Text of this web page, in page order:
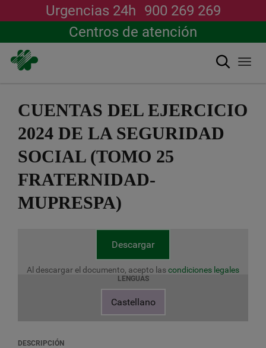
contenido
Urgencias 24h 900 269 269
Centros de atención
Buscar
CUENTAS DEL EJERCICIO
2024 DE LA SEGURIDAD
SOCIAL (TOMO 25
FRATERNIDAD-
MUPRESPA)
Descargar
Al descargar el documento, acepto lascondiciones legales
LENGUAS
Castellano
DESCRIPCIÓN